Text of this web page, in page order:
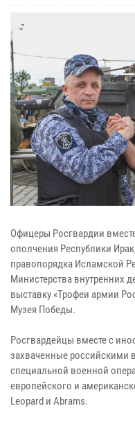
Офицеры Росгвардии
ополчения Республики
правопорядка Исламской
Министерства внутренних
выставку «Трофеи армии
Музея Победы.
Росгвардейцы вместе с
захваченные
специальной военной
европейского и
Leopard и Abrams.